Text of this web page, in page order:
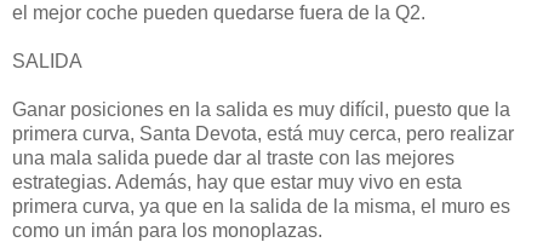
el mejor coche pueden quedarse fuera de la Q2.
SALIDA
Ganar posiciones en la salida es muy difícil, puesto que la
primera curva, Santa Devota, está muy cerca, pero realizar
una mala salida puede dar al traste con las mejores
estrategias. Además, hay que estar muy vivo en esta
primera curva, ya que en la salida de la misma, el muro es
como un imán para los monoplazas.